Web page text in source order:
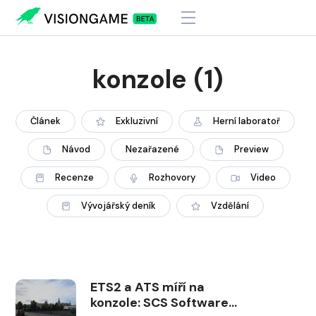
konzole (1)
Článek Exkluzivní Herní laboratoř
Návod Nezařazené Preview
Recenze Rozhovory Video
Vývojářský deník Vzdělání
ETS2 a ATS míří na
konzole: SCS Software